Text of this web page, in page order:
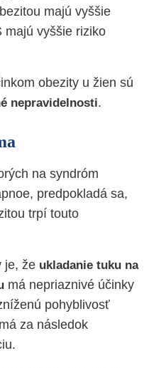
majú vyššie
majú vyššie riziko
obezity u žien sú
nepravidelnosti.
na syndróm
predpokladá sa,
trpí touto
je, že ukladanie tuku na
má nepriaznivé účinky
pohyblivosť
za následok